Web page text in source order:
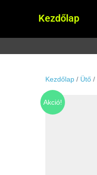
Kezdőlap
Kezdőlap / Ütő /
Akció!